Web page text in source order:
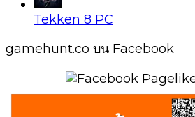
Tekken 8 PC
gamehunt.co บน Facebook